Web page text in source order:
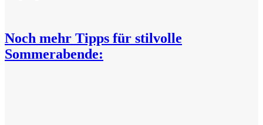
Noch mehr Tipps für stilvolle
Sommerabende: